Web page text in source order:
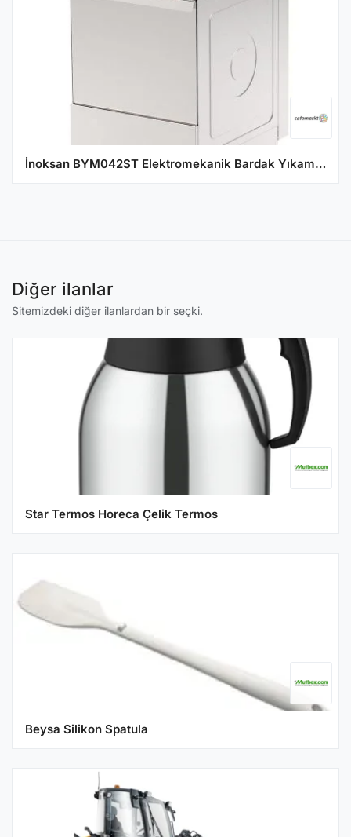
İnoksan BYM042ST Elektromekanik Bardak Yıkama Makinesi, 40 Sepet/Saat Kapasiteli, Tahliye Pompalı
Diğer ilanlar
Sitemizdeki diğer ilanlardan bir seçki.
Star Termos Horeca Çelik Termos
Beysa Silikon Spatula